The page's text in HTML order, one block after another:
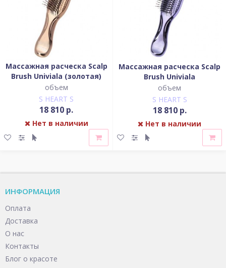
Массажная расческа Scalp
Brush Univiala (золотая)
объем
S HEART S
18 810 р.
Нет в наличии
Массажная расческа Scalp
Brush Univiala
(фиолетовая)
объем
S HEART S
18 810 р.
Нет в наличии
ИНФОРМАЦИЯ
Оплата
Доставка
О нас
Контакты
Блог о красоте